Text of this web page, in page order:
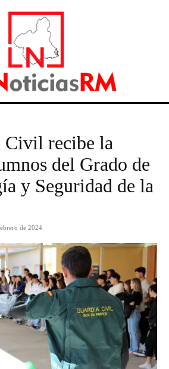
Civil recibe la
del Grado de
y Seguridad de la
de 2024